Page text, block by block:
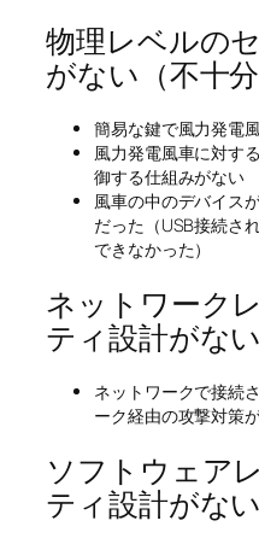
物理レベルの
がない（不十分
簡易な鍵で風力発電
風力発電風車に対す
御する仕組みがない
風車の中のデバイス
だった（USB接続さ
できなかった）
ネットワーク
ティ設計がない
ネットワークで接続
ーク経由の攻撃対策
ソフトウェア
ティ設計がない